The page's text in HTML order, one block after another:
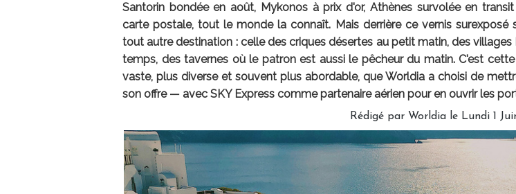
Santorin bondée en août, Mykonos à prix d'or, Athènes survolée en
carte postale, tout le monde la connaît. Mais derrière ce vernis surexposé
tout autre destination : celle des criques désertes au petit matin, des villages
temps, des tavernes où le patron est aussi le pêcheur du matin. C'est
vaste, plus diverse et souvent plus abordable, que Worldia a choisi de
son offre — avec SKY Express comme partenaire aérien pour en ouvrir les
Rédigé par Worldia le Lundi 1